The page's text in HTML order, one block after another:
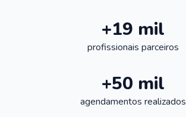
+19 mil
profissionais parceiros
+50 mil
agendamentos realizados